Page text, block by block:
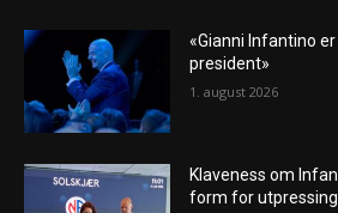
«Gianni Infantino
president»
1. august 2026
Klaveness om
form for utpressing